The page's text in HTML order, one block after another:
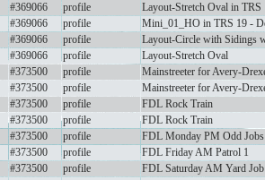
#369066 profile
Layout-Stretch Oval in TRS
#369066 profile
Mini_01_HO in TRS 19 -
#369066 profile
Layout-Circle with Sidings
#369066 profile
Layout-Stretch Oval
#373500 profile
Mainstreeter for Avery-
#373500 profile
Mainstreeter for Avery-
#373500 profile
FDL Rock Train
#373500 profile
FDL Rock Train
#373500 profile
FDL Monday PM Odd Jobs
#373500 profile
FDL Friday AM Patrol 1
#373500 profile
FDL Saturday AM Yard Job